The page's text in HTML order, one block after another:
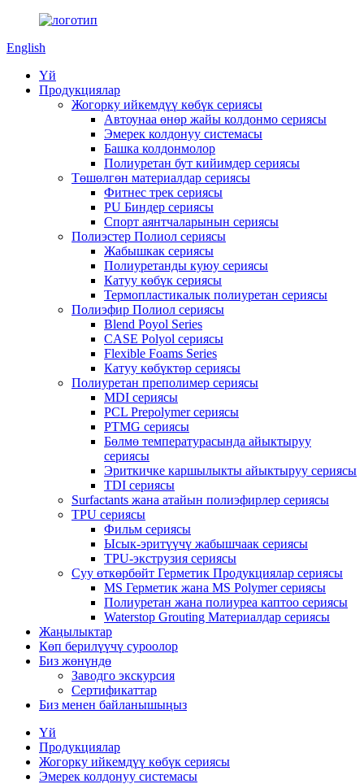
English
Үй
Продукциялар
Жогорку ийкемдүү көбүк сериясы
Автоунаа өнөр жайы колдонмо сериясы
Эмерек колдонуу системасы
Башка колдонмолор
Полиуретан бут кийимдер сериясы
Төшөлгөн материалдар сериясы
Фитнес трек сериясы
PU Биндер сериясы
Спорт аянтчаларынын сериясы
Полиэстер Полиол сериясы
Жабышкак сериясы
Полиуретанды куюу сериясы
Катуу көбүк сериясы
Термопластикалык полиуретан сериясы
Полиэфир Полиол сериясы
Blend Poyol Series
CASE Polyol сериясы
Flexible Foams Series
Катуу көбүктөр сериясы
Полиуретан преполимер сериясы
MDI сериясы
PCL Prepolymer сериясы
PTMG сериясы
Бөлмө температурасында айыктыруу
сериясы
Эриткичке каршылыкты айыктыруу сериясы
TDI сериясы
Surfactants жана атайын полиэфирлер сериясы
TPU сериясы
Фильм сериясы
Ысык-эритүүчү жабышчаак сериясы
TPU-экструзия сериясы
Суу өткөрбөйт Герметик Продукциялар сериясы
MS Герметик жана MS Polymer сериясы
Полиуретан жана полиуреа каптоо сериясы
Waterstop Grouting Материалдар сериясы
Жаңылыктар
Көп берилүүчү суроолор
Биз жөнүндө
Заводго экскурсия
Сертификаттар
Биз менен байланышыңыз
Үй
Продукциялар
Жогорку ийкемдүү көбүк сериясы
Эмерек колдонуу системасы